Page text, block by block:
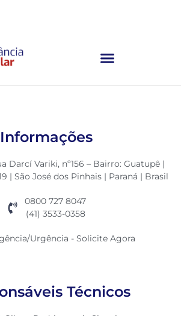
Informações
Darcí Variki, nº156 – Bairro: Guatupê |
| São José dos Pinhais | Paraná | Brasil
0800 727 8047
(41) 3533-0358
Urgência - Solicite Agora
Técnicos